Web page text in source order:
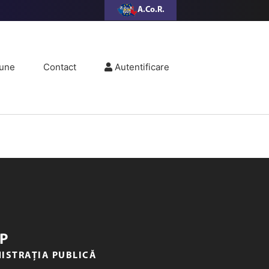
A.Co.R.
Contact Autentificare
PUBLICĂ